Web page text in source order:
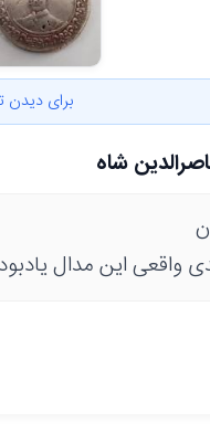
برای دیدن
شاه
این مدال یادبود